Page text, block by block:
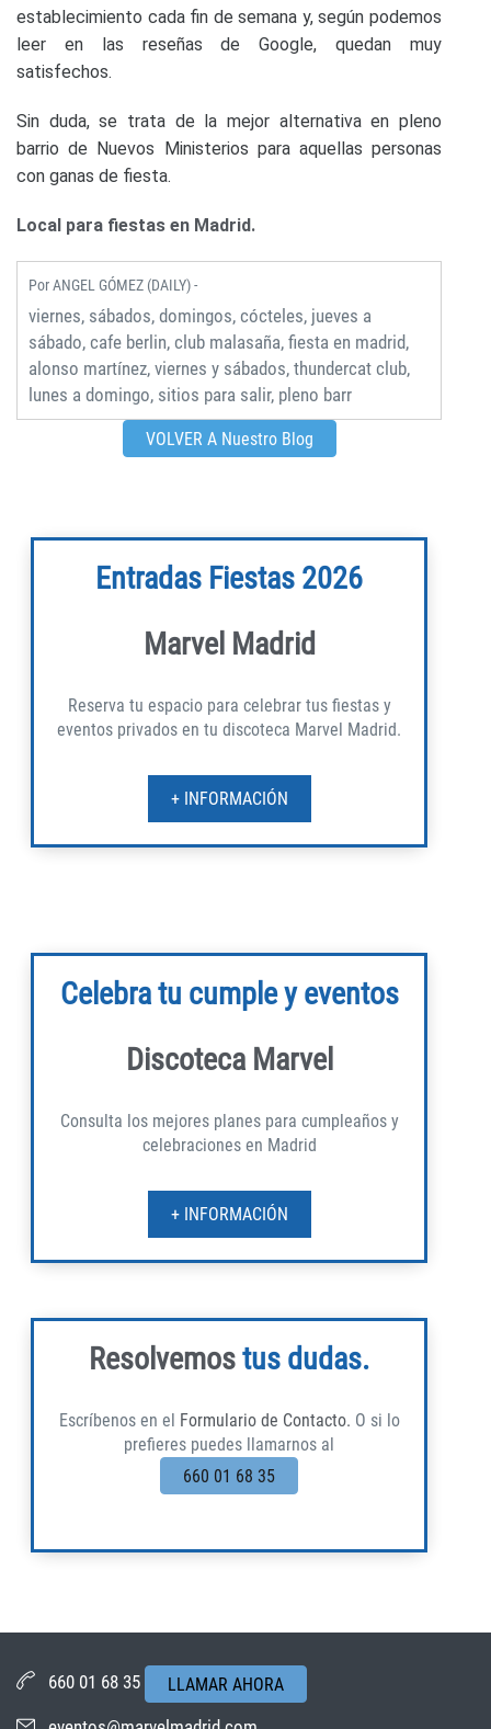
establecimiento cada fin de semana y, según podemos
leer en las reseñas de Google, quedan muy
satisfechos.
Sin duda, se trata de la mejor alternativa en pleno
barrio de Nuevos Ministerios para aquellas personas
con ganas de fiesta.
Local para fiestas en Madrid.
PorANGEL GÓMEZ (DAILY) -
viernes, sábados, domingos, cócteles, jueves a
sábado, cafe berlin, club malasaña, fiesta en madrid,
alonso martínez, viernes y sábados, thundercat club,
lunes a domingo, sitios para salir, pleno barr
VOLVER A Nuestro Blog
Entradas Fiestas 2026
Marvel Madrid
Reserva tu espacio para celebrar tus fiestas y
eventos privados en tu discoteca Marvel Madrid.
+ INFORMACIÓN
Celebra tu cumple y eventos
Discoteca Marvel
Consulta los mejores planes para cumpleaños y
celebraciones en Madrid
+ INFORMACIÓN
Resolvemostus dudas.
Escríbenos en el Formulario de Contacto. O si lo
prefieres puedes llamarnos al
660 01 68 35
660 01 68 35 LLAMAR AHORA